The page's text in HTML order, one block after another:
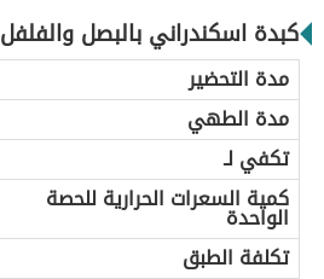
كبدة اسكندراني بالبصل والفلفل
مدة التحضير
مدة الطهي
تكفي لـ
كمية السعرات الحرارية للحصة
الواحدة
تكلفة الطبق